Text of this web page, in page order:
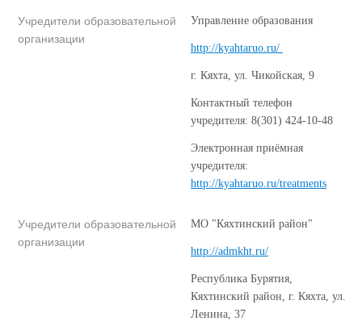
Учредители образовательной
организации
Управление образования
http://kyahtaruo.ru/
г. Кяхта, ул. Чикойская, 9
Контактный телефон
учредителя: 8(301) 424-10-48
Электронная приёмная
учредителя:
http://kyahtaruo.ru/treatments
Учредители образовательной
организации
МО "Кяхтинский район"
http://admkht.ru/
Республика Бурятия,
Кяхтинский район, г. Кяхта, ул.
Ленина, 37